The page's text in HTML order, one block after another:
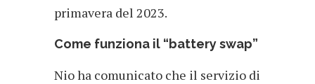
primavera del 2023.
Come funziona il “battery swap”
Nio ha comunicato che il servizio di